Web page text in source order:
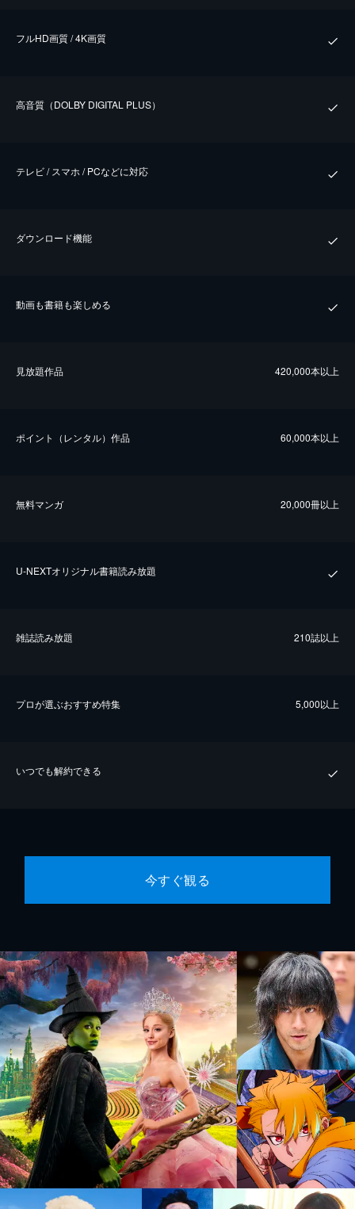
フルHD画質 / 4K画質
⾼⾳質（DOLBY DIGITAL PLUS）
テレビ / スマホ / PCなどに対応
ダウンロード機能
動画も書籍も楽しめる
⾒放題作品 420,000本以上
ポイント（レンタル）作品 60,000本以上
無料マンガ 20,000冊以上
U-NEXTオリジナル書籍読み放題
雑誌読み放題 210誌以上
プロが選ぶおすすめ特集 5,000以上
いつでも解約できる
今すぐ観る